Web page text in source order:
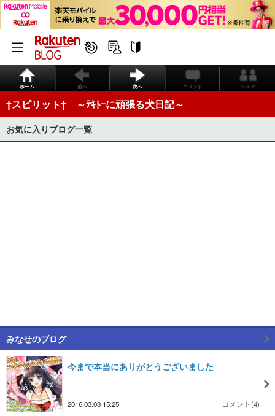
ホーム 前へ 次へ コメント シェア
†スピリット† ～ﾃｷﾄｰに頑張る犬日記～
お気に入りブログ一覧
みなせのブログ
今まで本当にありがとうございました
2016.03.03 15:25 コメント(4)